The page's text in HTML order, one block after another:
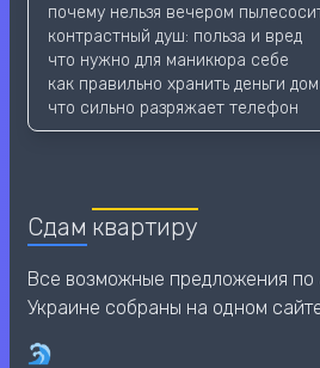
почему нельзя вечером
контрастный душ: польза и вред
что нужно для маникюра себе
как правильно хранить деньги
что сильно разряжает телефон
Сдам квартиру
Все возможные предложения по
Украине собраны на одном